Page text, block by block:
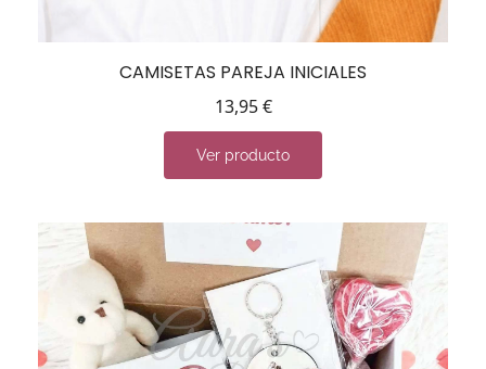
CAMISETAS PAREJA INICIALES
13,95€
Ver producto